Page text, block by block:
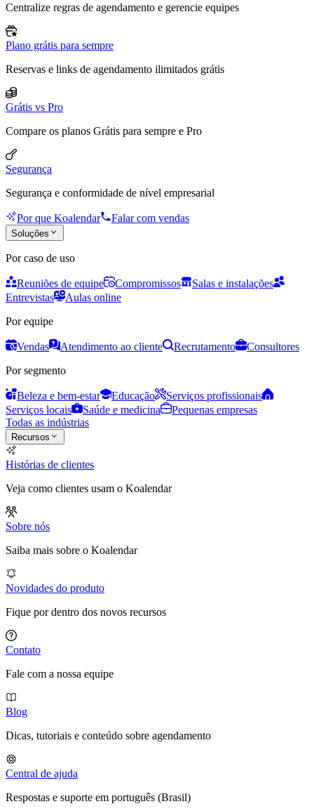
Centralize regras de agendamento e gerencie equipes
Plano grátis para sempre
Reservas e links de agendamento ilimitados grátis
Grátis vs Pro
Compare os planos Grátis para sempre e Pro
Segurança
Segurança e conformidade de nível empresarial
Por que Koalendar Falar com vendas
Soluções
Por caso de uso
Reuniões de equipe Compromissos
Salas e instalações
Entrevistas
Aulas online
Por equipe
Vendas Atendimento ao cliente Recrutamento
Consultores
Por segmento
Beleza e bem-estar Educação
Serviços profissionais
Serviços locais
Saúde e medicina
Pequenas empresas
Todas as indústrias
Recursos
Histórias de clientes
Veja como clientes usam o Koalendar
Sobre nós
Saiba mais sobre o Koalendar
Novidades do produto
Fique por dentro dos novos recursos
Contato
Fale com a nossa equipe
Blog
Dicas, tutoriais e conteúdo sobre agendamento
Central de ajuda
Respostas e suporte em português (Brasil)